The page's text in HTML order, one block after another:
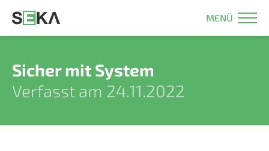
MENÜ
Sicher mit System
Verfasst am 24.11.2022